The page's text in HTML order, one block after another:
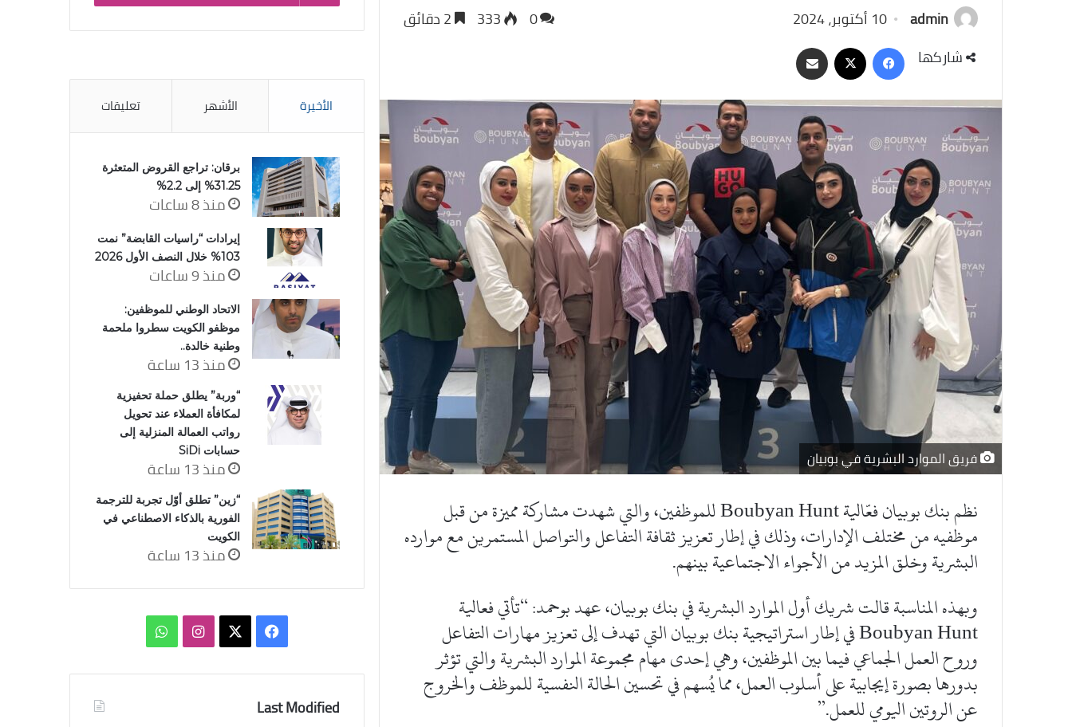
admin 10 أكتوبر، 2024 0
333
شاركها
فيسبوك
‫X مشاركة
عبر
البريد
فريق الموارد البشرية في بوبيان
نظم بنك بوبيان فعّالية Boubyan Hunt للموظفين، والتي شهدت مشاركة مميزة من قبل
موظفيه من مختلف الإدارات، وذلك في إطار تعزيز ثقافة التفاعل والتواصل المستمرين مع موارده
البشرية وخلق المزيد من الأجواء الاجتماعية بينهم.
وبهذه المناسبة قالت شريك أول الموارد البشرية في بنك بوبيان، عهد بوحمد: “تأتي فعالية
Boubyan Hunt في إطار استراتيجية بنك بوبيان التي تهدف إلى تعزيز مهارات التفاعل
وروح العمل الجماعي فيما بين الموظفين، وهي إحدى مهام مجموعة الموارد البشرية والتي تؤثر
بدورها بصورة إيجابية على أسلوب العمل، مما يُسهم في تحسين الحالة النفسية للموظف والخروج
عن الروتين اليومي للعمل.”
الأخيرة الأشهر تعليقات
برقان: تراجع القروض المتعثرة
31.25% إلى 2.2%
منذ 8 ساعات
إيرادات “راسيات القابضة” نمت
103% خلال النصف الأول 2026
منذ 9 ساعات
الاتحاد الوطني للموظفين:
موظفو الكويت سطروا ملحمة
وطنية خالدة..
منذ 13 ساعة
“وربة” يطلق حملة تحفيزية
لمكافأة العملاء عند تحويل
رواتب العمالة المنزلية إلى
حسابات SiDi
منذ 13 ساعة
“زين” تطلق أوّل تجربة للترجمة
الفورية بالذكاء الاصطناعي في
الكويت
منذ 13 ساعة
فيسبوك انستقرامواتساب
Last Modified